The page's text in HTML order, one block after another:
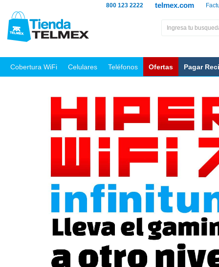
telmex.com
800 123 2222
Cobertura WiFi Celulares Teléfonos Ofertas Pagar